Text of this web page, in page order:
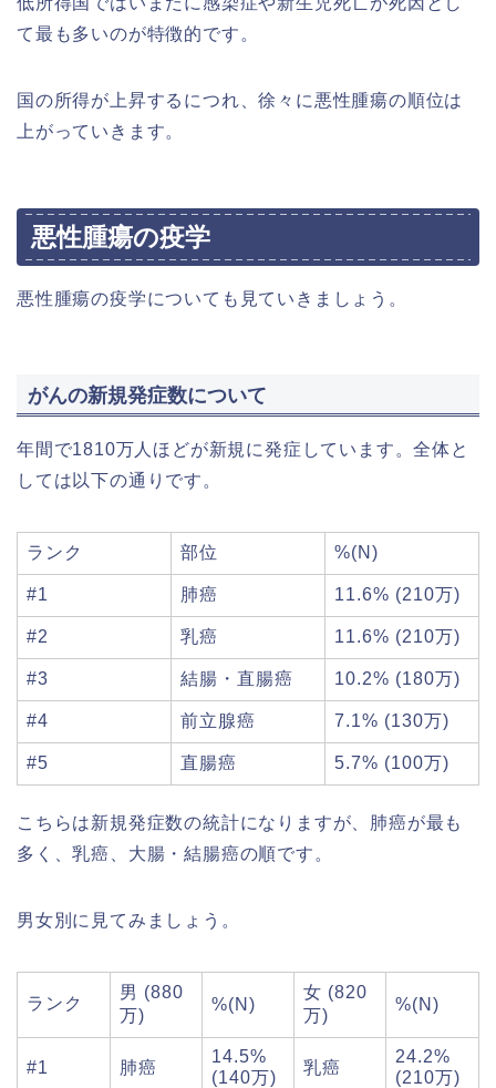
て最も多いのが特徴的です。
国の所得が上昇するにつれ、徐々に悪性腫瘍の順位は
上がっていきます。
悪性腫瘍の疫学
悪性腫瘍の疫学についても見ていきましょう。
がんの新規発症数について
年間で1810万人ほどが新規に発症しています。全体と
しては以下の通りです。
ランク 部位 %(N)
#1 肺癌 11.6% (210万)
#2 乳癌 11.6% (210万)
#3 結腸・直腸癌 10.2% (180万)
#4 前立腺癌 7.1% (130万)
#5 直腸癌 5.7% (100万)
こちらは新規発症数の統計になりますが、肺癌が最も
多く、乳癌、大腸・結腸癌の順です。
男女別に見てみましょう。
ランク
男 (880
万)
%(N)
女 (820
万)
%(N)
#1 肺癌
14.5%
(140万)
乳癌
24.2%
(210万)